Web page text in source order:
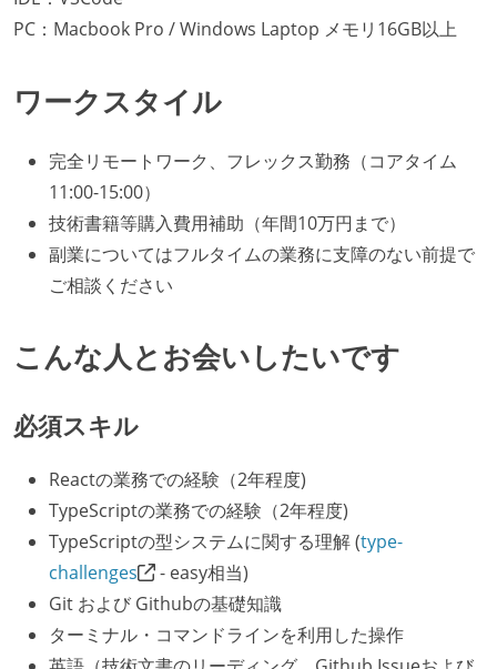
PC：Macbook Pro / Windows Laptop メモリ16GB以上
ワークスタイル
完全リモートワーク、フレックス勤務（コアタイム
11:00-15:00）
技術書籍等購入費用補助（年間10万円まで）
副業についてはフルタイムの業務に支障のない前提で
ご相談ください
こんな人とお会いしたいです
必須スキル
Reactの業務での経験（2年程度)
TypeScriptの業務での経験（2年程度)
TypeScriptの型システムに関する理解 (type-
challenges
- easy相当)
Git および Githubの基礎知識
ターミナル・コマンドラインを利用した操作